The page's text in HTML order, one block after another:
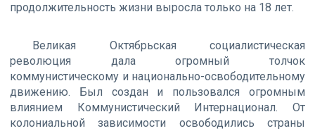
продолжительность жизни выросла только на 18 лет.
Великая Октябрьская социалистическая
революция дала огромный толчок
коммунистическому и национально-освободительному
движению. Был создан и пользовался огромным
влиянием Коммунистический Интернационал. От
колониальной зависимости освободились страны